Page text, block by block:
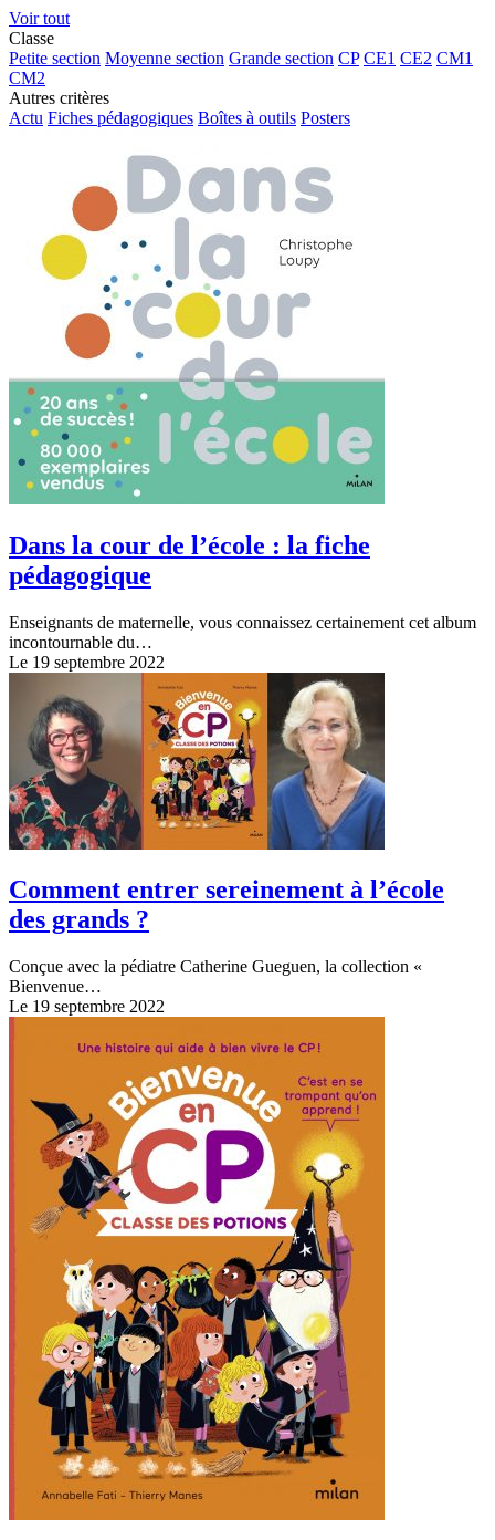
Voir tout
Classe
Petite section Moyenne section Grande section CP CE1 CE2 CM1
CM2
Autres critères
Actu Fiches pédagogiques Boîtes à outils Posters
Dans la cour de l’école : la fiche
pédagogique
Enseignants de maternelle, vous connaissez certainement cet album
incontournable du…
Le 19 septembre 2022
Comment entrer sereinement à l’école
des grands ?
Conçue avec la pédiatre Catherine Gueguen, la collection «
Bienvenue…
Le 19 septembre 2022